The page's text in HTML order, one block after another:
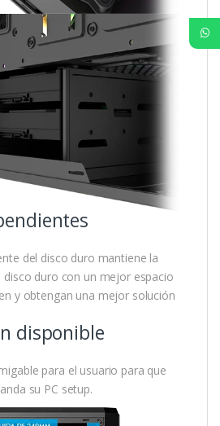
del disco duro mantiene la
duro con un mejor espacio
y obtengan una mejor solución
disponible
para el usuario para que
su PC setup.